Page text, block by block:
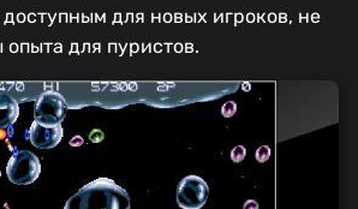
доступным для новых игроков, не
для пуристов.